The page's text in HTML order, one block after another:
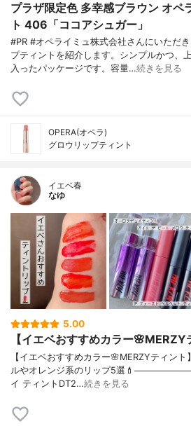
プラザ限定色 多幸感ブラウン オペ
ト 406「ココアシュガー」
#PR #オペライミュ株式会社さんにいただ
プティントを紹介します。シンプルかつ、
入ったパッケージです。容量…続きを見る
OPERA(オペラ)
グロウリップティント
イエベ春
なゆ
5.00
【イエベおすすめカラー🌸MERZY
【イエベおすすめカラー🌸MERZYティン
ルやオレンジ系のリップ5選
イ ティントDT2…続きを見る